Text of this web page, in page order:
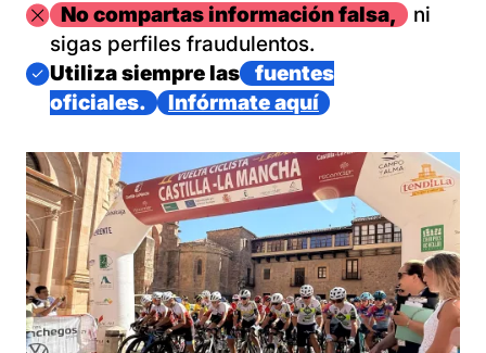
ImagenNo compartas información falsa,
ni
sigas perfiles fraudulentos.
Imagen
Utiliza siempre las
fuentes
oficiales.
Infórmate aquí